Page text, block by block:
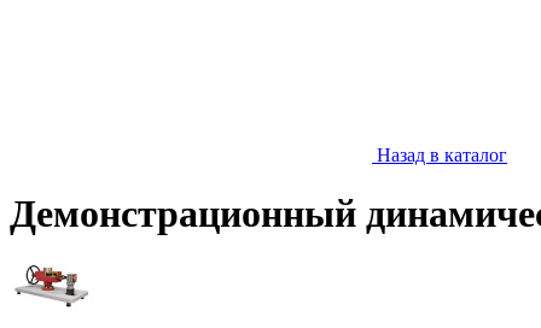
Назад в каталог
Демонстрационный